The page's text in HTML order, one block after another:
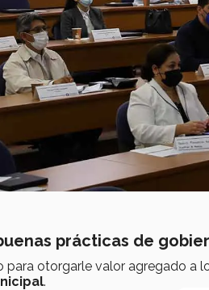
prácticas de
para otorgarle valor agregado a
.